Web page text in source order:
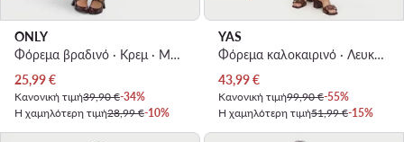
ONLY
Φόρεμα βραδινό · Κρεμ · Maxi, Ασύμμετρο
Τρέχουσα τιμή
25,99€
Κανονική τιμή39,90 €-34%
Η χαμηλότερη τιμή28,99 €-10%
YAS
Φόρεμα καλοκαιρινό · Λευκό · Midi
Τρέχουσα τιμή
43,99€
Κανονική τιμή99,90 €-55%
Η χαμηλότερη τιμή51,99 €-15%